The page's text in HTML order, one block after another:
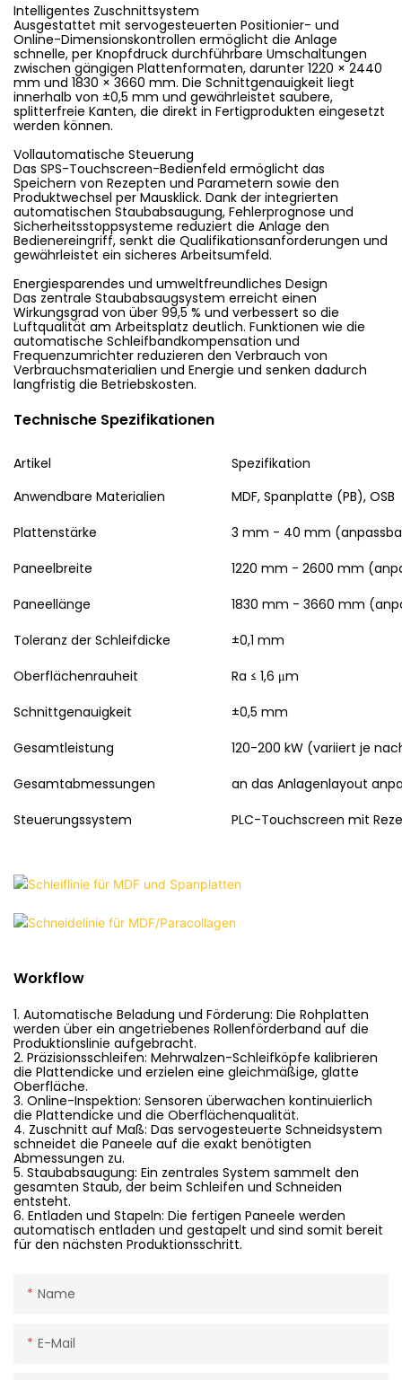
Intelligentes Zuschnittsystem
Ausgestattet mit servogesteuerten Positionier- und
Online-Dimensionskontrollen ermöglicht die Anlage
schnelle, per Knopfdruck durchführbare Umschaltungen
zwischen gängigen Plattenformaten, darunter 1220 × 2440
mm und 1830 × 3660 mm. Die Schnittgenauigkeit liegt
innerhalb von ±0,5 mm und gewährleistet saubere,
splitterfreie Kanten, die direkt in Fertigprodukten eingesetzt
werden können.
Vollautomatische Steuerung
Das SPS-Touchscreen-Bedienfeld ermöglicht das
Speichern von Rezepten und Parametern sowie den
Produktwechsel per Mausklick. Dank der integrierten
automatischen Staubabsaugung, Fehlerprognose und
Sicherheitsstoppsysteme reduziert die Anlage den
Bedienereingriff, senkt die Qualifikationsanforderungen und
gewährleistet ein sicheres Arbeitsumfeld.
Energiesparendes und umweltfreundliches Design
Das zentrale Staubabsaugsystem erreicht einen
Wirkungsgrad von über 99,5 % und verbessert so die
Luftqualität am Arbeitsplatz deutlich. Funktionen wie die
automatische Schleifbandkompensation und
Frequenzumrichter reduzieren den Verbrauch von
Verbrauchsmaterialien und Energie und senken dadurch
langfristig die Betriebskosten.
Technische Spezifikationen
Artikel
Spezifikation
Anwendbare Materialien
MDF, Spanplatte (PB), OSB
Plattenstärke
3 mm - 40 mm
Paneelbreite
1220 mm - 2600 mm
Paneellänge
1830 mm - 3660 mm
Toleranz der Schleifdicke
±0,1 mm
Oberflächenrauheit
Ra ≤ 1,6 μm
Schnittgenauigkeit
±0,5 mm
Gesamtleistung
120-200 kW (variiert je
Gesamtabmessungen
an das Anlagenlayout
Steuerungssystem
PLC-Touchscreen mit
Workflow
1. Automatische Beladung und Förderung: Die Rohplatten
werden über ein angetriebenes Rollenförderband auf die
Produktionslinie aufgebracht.
2. Präzisionsschleifen: Mehrwalzen-Schleifköpfe kalibrieren
die Plattendicke und erzielen eine gleichmäßige, glatte
Oberfläche.
3. Online-Inspektion: Sensoren überwachen kontinuierlich
die Plattendicke und die Oberflächenqualität.
4. Zuschnitt auf Maß: Das servogesteuerte Schneidsystem
schneidet die Paneele auf die exakt benötigten
Abmessungen zu.
5. Staubabsaugung: Ein zentrales System sammelt den
gesamten Staub, der beim Schleifen und Schneiden
entsteht.
6. Entladen und Stapeln: Die fertigen Paneele werden
automatisch entladen und gestapelt und sind somit bereit
für den nächsten Produktionsschritt.
Name
E-Mail